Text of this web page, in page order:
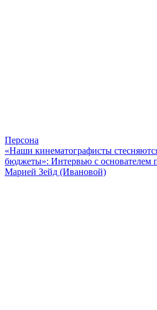
Персона
«Наши кинематографисты
бюджеты»: Интервью с основателем
Марией Зейд (Ивановой)